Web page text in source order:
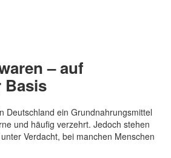
– auf
Basis
Deutschland ein Grundnahrungsmittel
und häufig verzehrt. Jedoch stehen
Verdacht, bei manchen Menschen